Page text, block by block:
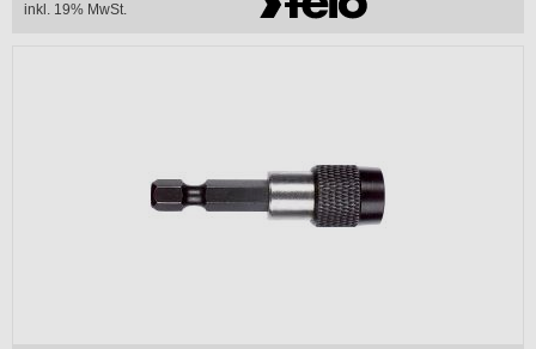
inkl. 19% MwSt.